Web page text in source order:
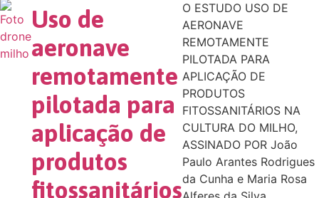
Uso de
aeronave
remotamente
pilotada para
aplicação de
produtos
fitossanitários
O ESTUDO USO DE
AERONAVE
REMOTAMENTE
PILOTADA PARA
APLICAÇÃO DE
PRODUTOS
FITOSSANITÁRIOS NA
CULTURA DO MILHO,
ASSINADO POR João
Paulo Arantes Rodrigues
da Cunha e Maria Rosa